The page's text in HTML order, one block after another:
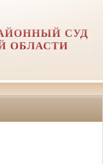
СУД
ОБЛАСТИ